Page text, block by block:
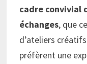
cadre convivial
échanges, que
d’ateliers
préfèrent une